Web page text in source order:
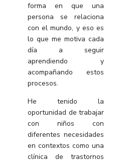
forma en que una
persona se relaciona
con el mundo, y eso es
lo que me motiva cada
día a seguir
aprendiendo y
acompañando estos
procesos.
He tenido la
oportunidad de trabajar
con niños con
diferentes necesidades
en contextos como una
clínica de trastornos